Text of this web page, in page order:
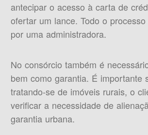
antecipar o acesso à carta de
ofertar um lance. Todo o
por uma administradora.
No consórcio também é
bem como garantia. É importante
tratando-se de imóveis rurais, o
verificar a necessidade de
garantia urbana.